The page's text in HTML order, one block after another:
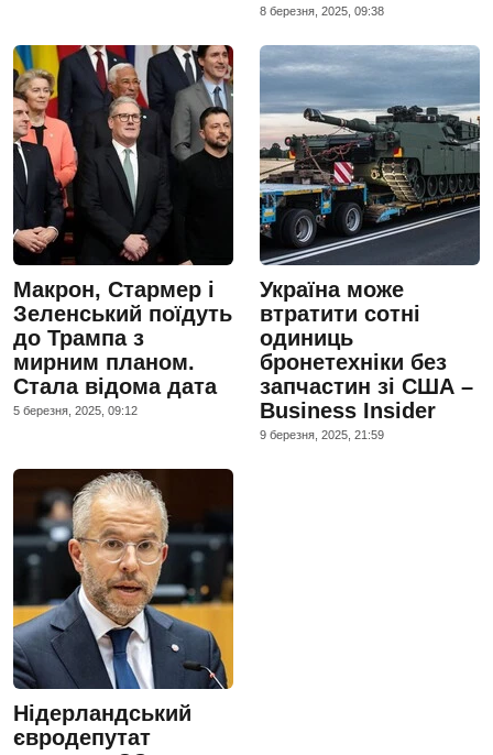
8 березня, 2025, 09:38
Макрон, Стармер і
Зеленський поїдуть
до Трампа з
мирним планом.
Стала відома дата
5 березня, 2025, 09:12
Україна може
втратити сотні
одиниць
бронетехніки без
запчастин зі США –
Business Insider
9 березня, 2025, 21:59
Нідерландський
євродепутат